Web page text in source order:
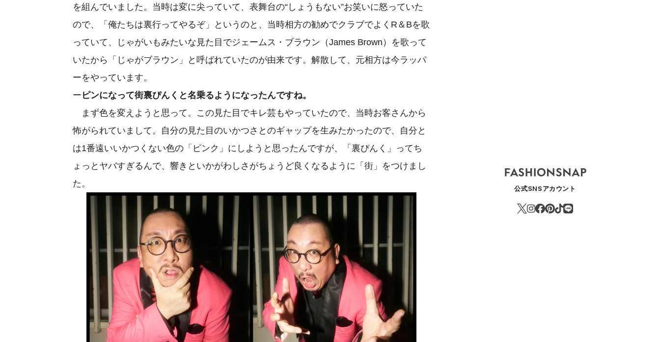
を組んでいました。当時は変に尖っていて、表舞台の“しょうもない”お笑いに怒っていた
ので、「俺たちは裏行ってやるぞ」というのと、当時相方の勧めでクラブでよくR＆Bを歌
っていて、じゃがいもみたいな見た目でジェームス・ブラウン（James Brown）を歌って
いたから「じゃがブラウン」と呼ばれていたのが由来です。解散して、元相方は今ラッパ
ーをやっています。
ー ピンになって街裏ぴんくと名乗るようになったんですね。
まず色を変えようと思って。この見た目でキレ芸もやっていたので、当時お客さんから
怖がられていまして。自分の見た目のいかつさとのギャップを生みたかったので、自分と
は1番遠いいかつくない色の「ピンク」にしようと思ったんですが、「裏ぴんく」ってち
ょっとヤバすぎるんで、響きといかがわしさがちょうど良くなるように「街」をつけまし
た。
公式SNSアカウント